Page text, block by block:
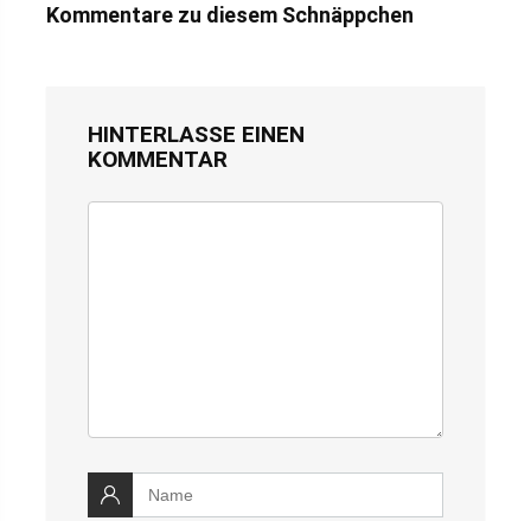
Kommentare zu diesem Schnäppchen
HINTERLASSE EINEN
KOMMENTAR